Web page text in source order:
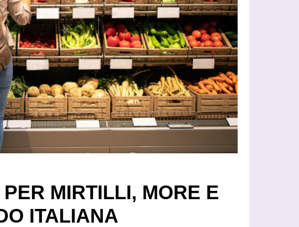
MIRTILLI, MORE E
ITALIANA